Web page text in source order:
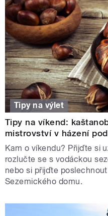
Tipy na výlet
Tipy na víkend:
mistrovství v házení
Kam o víkendu? Přijďte si
rozlučte se s vodáckou
nebo si přijďte
Sezemického domu.